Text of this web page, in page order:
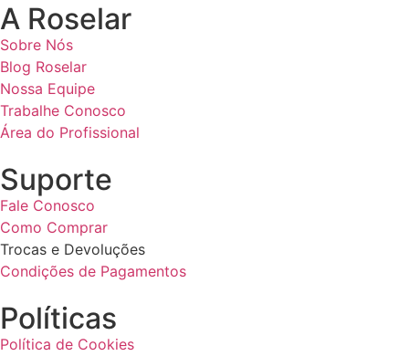
A Roselar
Sobre Nós
Blog Roselar
Nossa Equipe
Trabalhe Conosco
Área do Profissional
Suporte
Fale Conosco
Como Comprar
Trocas e Devoluções
Condições de Pagamentos
Políticas
Política de Cookies